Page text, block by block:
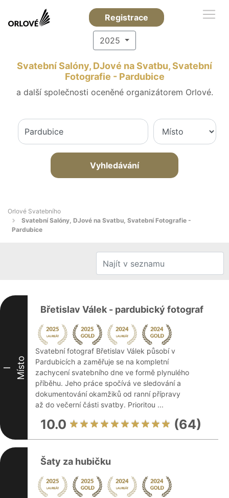
Registrace
2025
Svatební Salóny, DJové na Svatbu, Svatební
Fotografie - Pardubice
a další společnosti oceněné organizátorem Orlové.
Vyhledávání
Orlové Svatebního
Svatební Salóny, DJové na Svatbu, Svatební Fotografie -
Pardubice
I Místo
Břetislav Válek - pardubický fotograf
Svatební fotograf Břetislav Válek působí v
Pardubicích a zaměřuje se na kompletní
zachycení svatebního dne ve formě plynulého
příběhu. Jeho práce spočívá ve sledování a
dokumentování okamžiků od ranní přípravy
až do večerní části svatby. Prioritou ...
10.0 (64)
Šaty za hubičku